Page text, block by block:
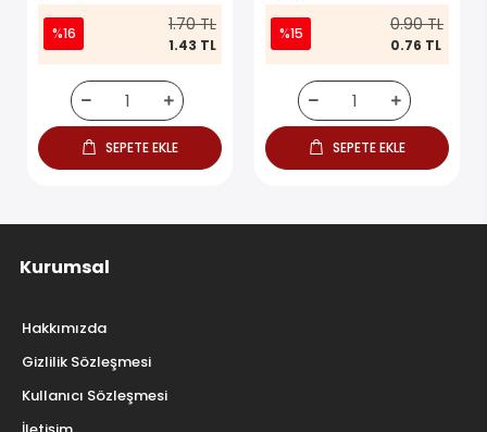
%16 1.70 TL
1.43 TL
SEPETE EKLE
%15 0.90 TL
0.76 TL
SEPETE EKLE
Kurumsal
Hakkımızda
Gizlilik Sözleşmesi
Kullanıcı Sözleşmesi